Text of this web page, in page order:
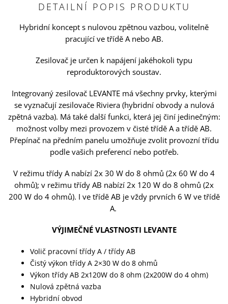
DETAILNÍ POPIS PRODUKTU
Hybridní koncept s nulovou zpětnou vazbou, volitelně
pracující ve třídě A nebo AB.
Zesilovač je určen k napájení jakéhokoli typu
reproduktorových soustav.
Integrovaný zesilovač LEVANTE má všechny prvky, kterými
se vyznačují zesilovače Riviera (hybridní obvody a nulová
zpětná vazba). Má také další funkci, která jej činí jedinečným:
možnost volby mezi provozem v čisté třídě A a třídě AB.
Přepínač na předním panelu umožňuje zvolit provozní třídu
podle vašich preferencí nebo potřeb.
V režimu třídy A nabízí 2x 30 W do 8 ohmů (2x 60 W do 4
ohmů); v režimu třídy AB nabízí 2x 120 W do 8 ohmů (2x
200 W do 4 ohmů). I ve třídě AB je vždy prvních 6 W ve třídě
A.
VÝJIMEČNÉ VLASTNOSTI LEVANTE
Volič pracovní třídy A / třídy AB
Čistý výkon třídy A 2×30 W do 8 ohmů
Výkon třídy AB 2x120W do 8 ohm (2x200W do 4 ohm)
Nulová zpětná vazba
Hybridní obvod